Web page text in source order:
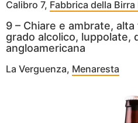
Calibro 7, Fabbrica della Birra
9 – Chiare e ambrate,
grado alcolico, luppolate,
angloamericana
La Verguenza, Menaresta